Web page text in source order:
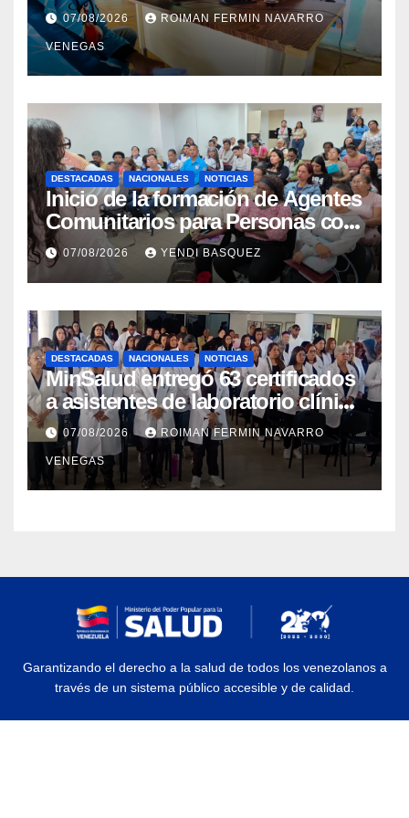
cataratas en Cojedes
07/08/2026 ROIMAN FERMIN NAVARRO
VENEGAS
DESTACADAS NACIONALES NOTICIAS
Inicio de la formación de Agentes
Comunitarios para Personas con
Discapacidad en el Centro de
Rehabilitación J.J. Arvelo
07/08/2026 YENDI BASQUEZ
DESTACADAS NACIONALES NOTICIAS
MinSalud entregó 63 certificados
a asistentes de laboratorio clínico
para garantizar respaldo legal y
profesional
07/08/2026 ROIMAN FERMIN NAVARRO
VENEGAS
Garantizando el derecho a la salud de todos los venezolanos a
través de un sistema público accesible y de calidad.